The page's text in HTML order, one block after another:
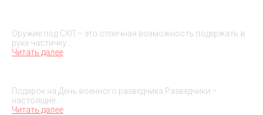
Оружие под СХП – это отличная возможность подержать в
руке частичку…
Читать далее
Подарок на День военного разведчика Разведчики –
настоящие…
Читать далее